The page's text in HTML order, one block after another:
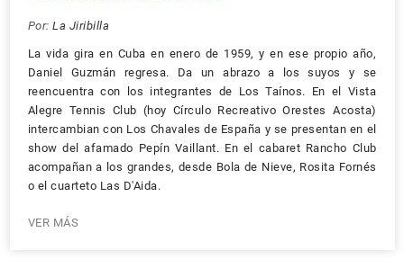
Por: La Jiribilla
La vida gira en Cuba en enero de 1959, y en ese propio año,
Daniel Guzmán regresa. Da un abrazo a los suyos y se
reencuentra con los integrantes de Los Taínos. En el Vista
Alegre Tennis Club (hoy Círculo Recreativo Orestes Acosta)
intercambian con Los Chavales de España y se presentan en el
show del afamado Pepín Vaillant. En el cabaret Rancho Club
acompañan a los grandes, desde Bola de Nieve, Rosita Fornés
o el cuarteto Las D'Aida.
VER MÁS